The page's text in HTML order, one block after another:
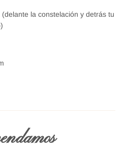
la constelación y detrás tu